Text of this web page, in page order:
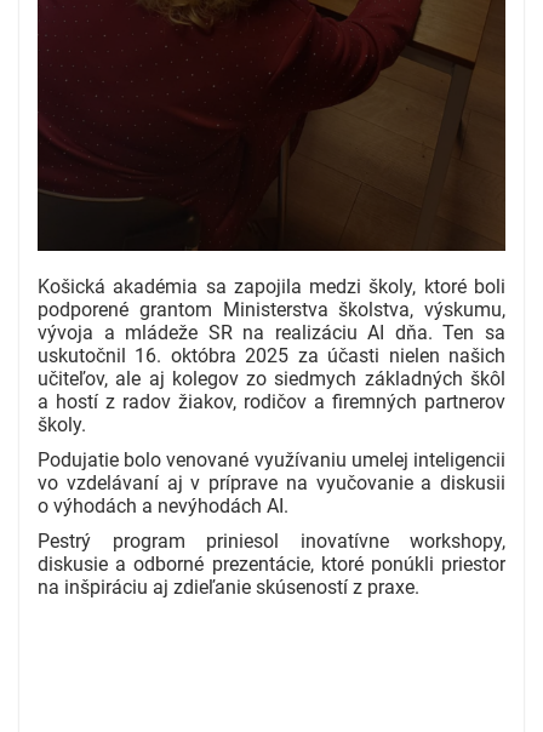
Košická akadémia sa zapojila medzi školy, ktoré boli
podporené grantom Ministerstva školstva, výskumu,
vývoja a mládeže SR na realizáciu AI dňa. Ten sa
uskutočnil 16. októbra 2025 za účasti nielen našich
učiteľov, ale aj kolegov zo siedmych základných škôl
a hostí z radov žiakov, rodičov a firemných partnerov
školy.
Podujatie bolo venované využívaniu umelej inteligencii
vo vzdelávaní aj v príprave na vyučovanie a diskusii
o výhodách a nevýhodách AI.
Pestrý program priniesol inovatívne workshopy,
diskusie a odborné prezentácie, ktoré ponúkli priestor
na inšpiráciu aj zdieľanie skúseností z praxe.